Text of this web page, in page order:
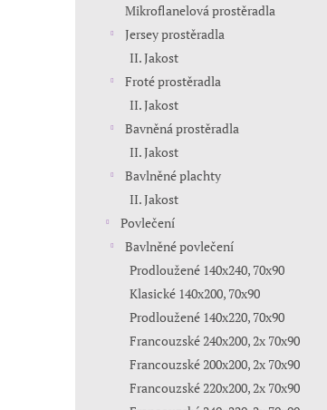
Mikroflanelová prostěradla
Jersey prostěradla
II. Jakost
Froté prostěradla
II. Jakost
Bavněná prostěradla
II. Jakost
Bavlněné plachty
II. Jakost
Povlečení
Bavlněné povlečení
Prodloužené 140x240, 70x90
Klasické 140x200, 70x90
Prodloužené 140x220, 70x90
Francouzské 240x200, 2x 70x90
Francouzské 200x200, 2x 70x90
Francouzské 220x200, 2x 70x90